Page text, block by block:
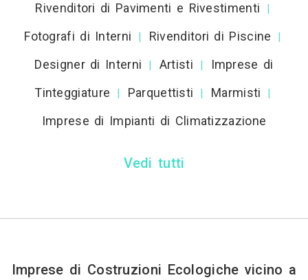
Rivenditori di Pavimenti e Rivestimenti |
Fotografi di Interni | Rivenditori di Piscine |
Designer di Interni | Artisti |
Imprese di
Tinteggiature
| Parquettisti | Marmisti |
Imprese di Impianti di Climatizzazione
Vedi tutti
Imprese di Costruzioni Ecologiche vicino a